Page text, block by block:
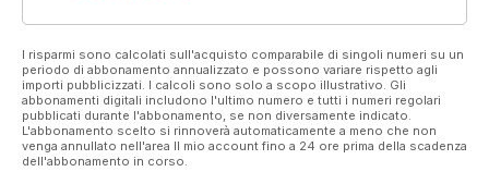
I risparmi sono calcolati sull'acquisto comparabile di singoli numeri su un
periodo di abbonamento annualizzato e possono variare rispetto agli
importi pubblicizzati. I calcoli sono solo a scopo illustrativo. Gli
abbonamenti digitali includono l'ultimo numero e tutti i numeri regolari
pubblicati durante l'abbonamento, se non diversamente indicato.
L'abbonamento scelto si rinnoverà automaticamente a meno che non
venga annullato nell'area Il mio account fino a 24 ore prima della scadenza
dell'abbonamento in corso.